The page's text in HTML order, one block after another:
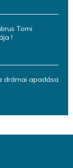
Tomi
!
drámai apadása